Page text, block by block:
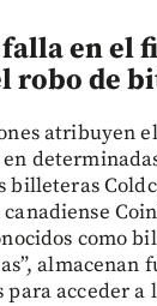
en el
robo de
atribuyen
billeteras
como
almacenan
para acceder a